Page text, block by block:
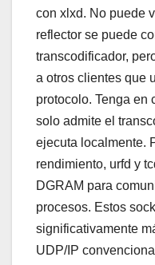
con xlxd. No puede
reflector se puede
transcodificador,
a otros clientes que
protocolo. Tenga en
solo admite el
ejecuta localmente.
rendimiento, urfd y
DGRAM para
procesos. Estos
significativamente
UDP/IP